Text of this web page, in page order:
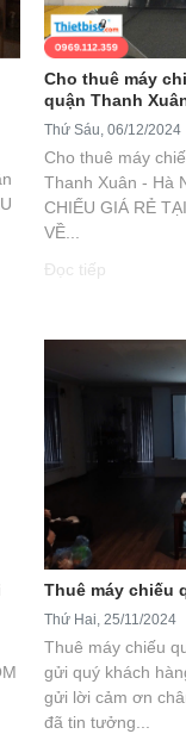
Cho thuê máy
quận Thanh
Thứ Sáu, 06/12/2024
Cho thuê máy
Thanh Xuân - Hà
CHIẾU GIÁ RẺ
VỀ...
Đọc tiếp
Thuê máy chiếu
Thứ Hai, 25/11/2024
Thuê máy chiếu
gửi quý khách
gửi lời cảm ơn
đã tin tưởng...